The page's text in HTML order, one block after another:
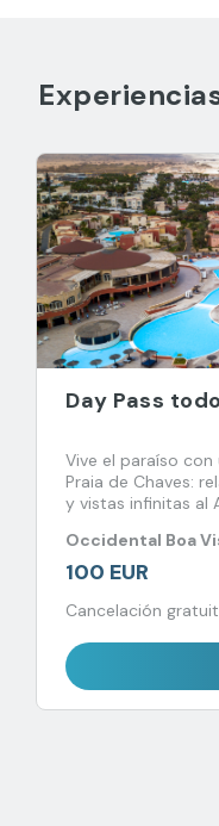
Day Pass
Vive el paraíso
Praia de Chaves:
y vistas infinitas al
Occidental Boa
100 EUR
Cancelación